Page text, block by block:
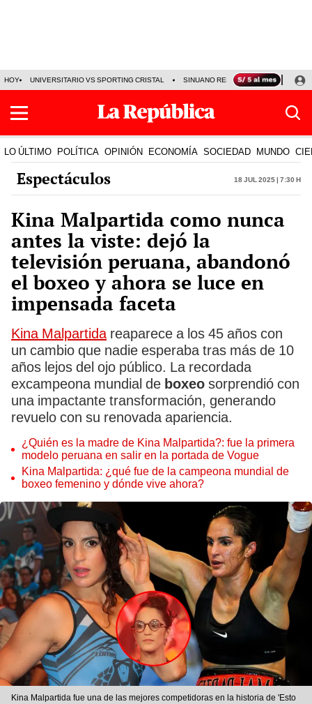
HOY UNIVERSITARIO VS SPORTING CRISTAL SINUANO RESULTADOS HOY
LO ÚLTIMO POLÍTICA OPINIÓN ECONOMÍA SOCIEDAD MUNDO
Espectáculos 18 Jul 2025 | 7:30 h
Kina Malpartida como nunca
antes la viste: dejó la
televisión peruana, abandonó
el boxeo y ahora se luce en
impensada faceta
Kina Malpartidareaparece a los 45 años con
un cambio que nadie esperaba tras más de 10
años lejos del ojo público. La recordada
excampeona mundial de boxeo sorprendió con
una impactante transformación, generando
revuelo con su renovada apariencia.
¿Quién es la madre de Kina Malpartida?: fue la primera
modelo peruana en salir en la portada de Vogue
Kina Malpartida: ¿qué fue de la campeona mundial de
boxeo femenino y dónde vive ahora?
Kina Malpartida fue una de las mejores competidoras en la historia de 'Esto